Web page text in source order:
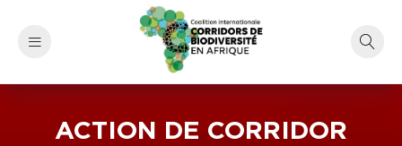
ACTION DE CORRIDOR